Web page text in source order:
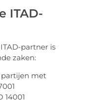
ITAD-
partner is
zaken:
partijen met
14001